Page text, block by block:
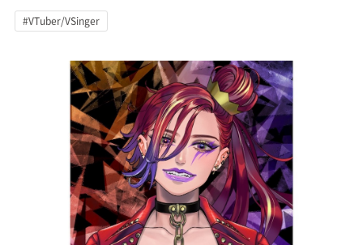
#Vtuberグループ
会社概要
記事リクエスト
muevoクラウドファンディング
muevoコミュニティ
#VTuber/VSinger